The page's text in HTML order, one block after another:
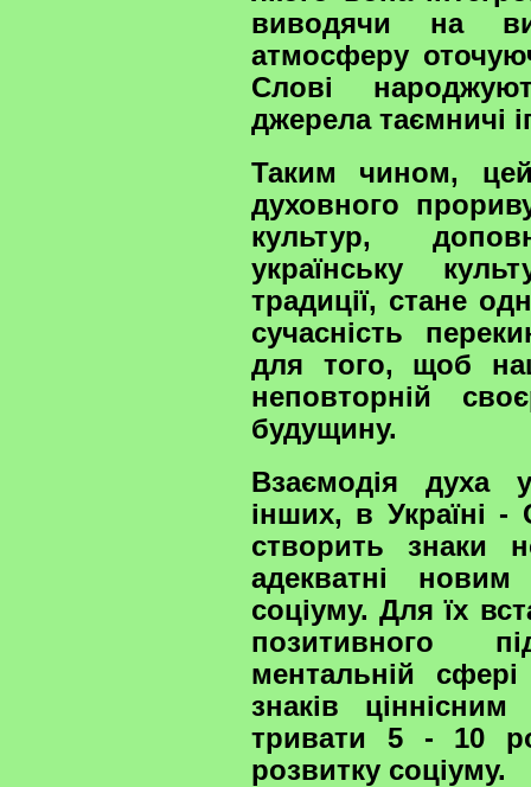
виводячи на
атмосферу
Слові
джерела таємничі
Таким чином,
духовного
культур,
українську
традиції, стане
сучасність
для того, щоб
неповторній
будущину.
Взаємодія духа
інших, в Україні -
створить знаки
адекватні
соціуму. Для їх
позитивного
ментальній
знаків
тривати 5 - 10
розвитку соціуму.